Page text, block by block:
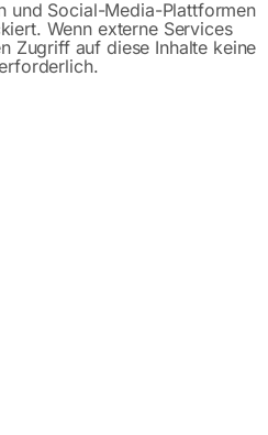
des Flaschenzuges
mit Gegengewinde
und Social-Media-Plattformen
Wenn externe Services
Zugriff auf diese Inhalte keine